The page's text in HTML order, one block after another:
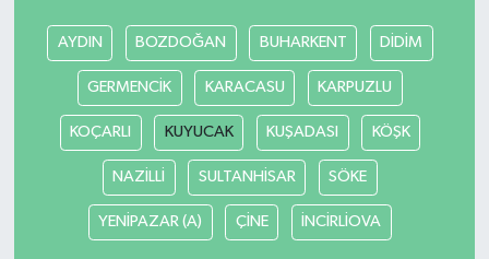
AYDIN BOZDOĞAN BUHARKENT DİDİM
GERMENCİK KARACASU KARPUZLU
KOÇARLI KUYUCAK KUŞADASI KÖŞK
NAZİLLİ SULTANHİSAR SÖKE
YENİPAZAR (A) ÇİNE İNCİRLİOVA